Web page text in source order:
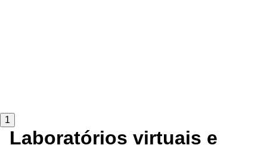
1
Laboratórios virtuais e